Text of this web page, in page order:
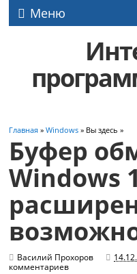
Меню
Главная »Windows » Вы здесь »
Буфер
Windows
Василий Прохоров
комментариев